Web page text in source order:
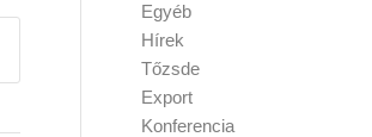
Egyéb
Hírek
Tőzsde
Export
Konferencia